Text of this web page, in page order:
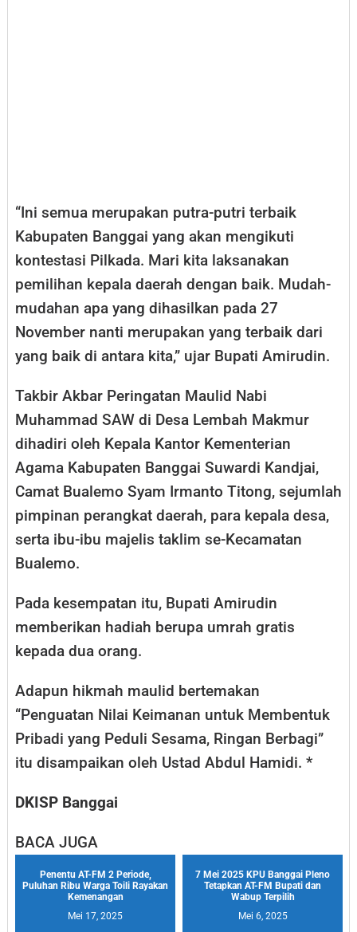
“Ini semua merupakan putra-putri terbaik
Kabupaten Banggai yang akan mengikuti
kontestasi Pilkada. Mari kita laksanakan
pemilihan kepala daerah dengan baik. Mudah-
mudahan apa yang dihasilkan pada 27
November nanti merupakan yang terbaik dari
yang baik di antara kita,” ujar Bupati Amirudin.
Takbir Akbar Peringatan Maulid Nabi
Muhammad SAW di Desa Lembah Makmur
dihadiri oleh Kepala Kantor Kementerian
Agama Kabupaten Banggai Suwardi Kandjai,
Camat Bualemo Syam Irmanto Titong, sejumlah
pimpinan perangkat daerah, para kepala desa,
serta ibu-ibu majelis taklim se-Kecamatan
Bualemo.
Pada kesempatan itu, Bupati Amirudin
memberikan hadiah berupa umrah gratis
kepada dua orang.
Adapun hikmah maulid bertemakan
“Penguatan Nilai Keimanan untuk Membentuk
Pribadi yang Peduli Sesama, Ringan Berbagi”
itu disampaikan oleh Ustad Abdul Hamidi. *
DKISP Banggai
BACA JUGA
Penentu AT-FM 2 Periode,
Puluhan Ribu Warga Toili Rayakan
Kemenangan
Mei 17, 2025
7 Mei 2025 KPU Banggai Pleno
Tetapkan AT-FM Bupati dan
Wabup Terpilih
Mei 6, 2025